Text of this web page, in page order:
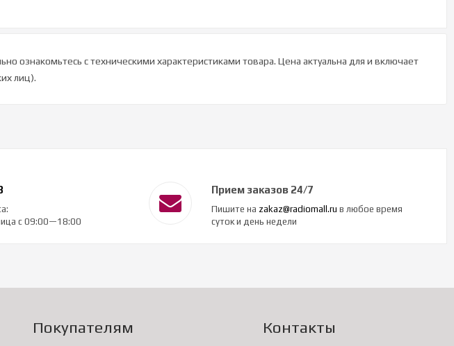
ознакомьтесь с техническими характеристиками товара. Цена актуальна для и включает
лиц).
с 09:00—18:00
Прием заказов 24/7
Пишите на zakaz@radiomall.ru в любое время
суток и день недели
Покупателям Контакты